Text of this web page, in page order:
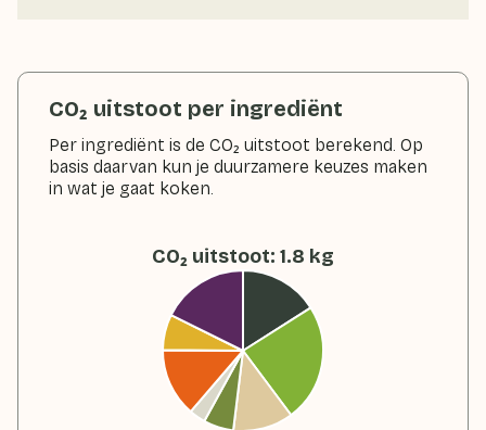
CO₂ uitstoot per ingrediënt
Per ingrediënt is de CO₂ uitstoot berekend. Op
basis daarvan kun je duurzamere keuzes maken
in wat je gaat koken.
CO₂ uitstoot: 1.8 kg